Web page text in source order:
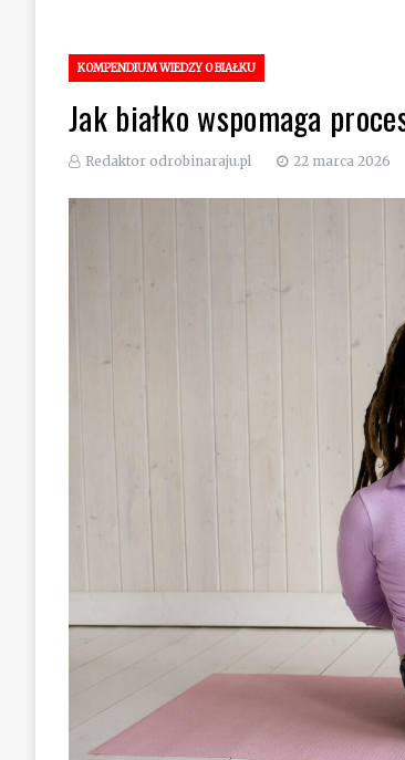
KOMPENDIUM WIEDZY O BIAŁKU
Jak białko wspomaga
Redaktor odrobinaraju.pl 22 marca 2026